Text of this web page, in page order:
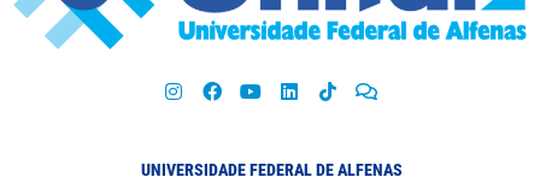
Legislação
UNIVERSIDADE FEDERAL DE ALFENAS